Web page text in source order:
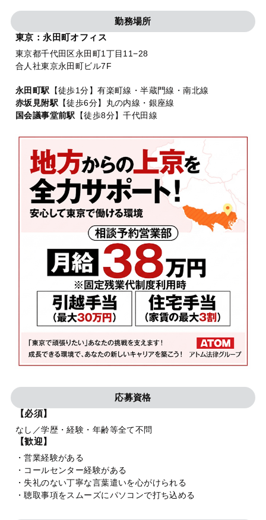
勤務場所
東京：永田町オフィス
東京都千代田区永田町1丁目11−28
合人社東京永田町ビル7F
永田町駅 【徒歩1分】有楽町線・半蔵門線・南北線
赤坂見附駅 【徒歩6分】丸の内線・銀座線
国会議事堂前駅
【徒歩8分】千代田線
応募資格
【必須】
なし／学歴・経験・年齢等全て不問
【歓迎】
・営業経験がある
・コールセンター経験がある
・失礼のない丁寧な言葉遣いを心がけられる
・聴取事項をスムーズにパソコンで打ち込める